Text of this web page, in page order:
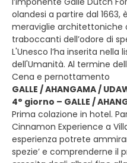
olandesi a partire dal
meraviglie architettoniche
traboccanti dell’odore di
L'Unesco l’ha inserita nella
dell'Umanità. Al termine
Cena e pernottamento
GALLE / AHANGAMA /
4° giorno – GALLE /
Prima colazione in hotel.
Cinnamon Experience a
esperienza potrete
spezie’ e comprenderne il